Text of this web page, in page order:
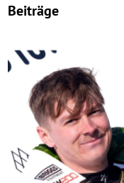
Beiträge